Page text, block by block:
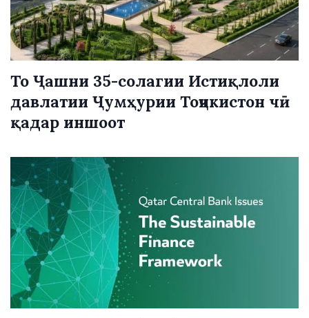
То Ҷашни 35-солагии Истиқлоли
давлатии Ҷумҳурии Тоҷикистон чӣ
қадар иншоот